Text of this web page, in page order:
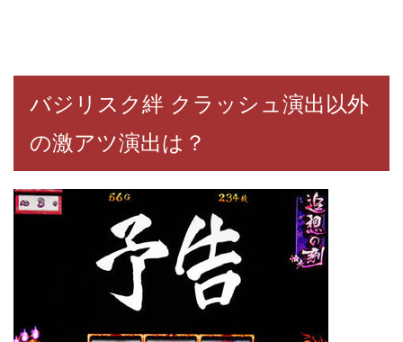
バジリスク絆 クラッシュ演出以外
の激アツ演出は？